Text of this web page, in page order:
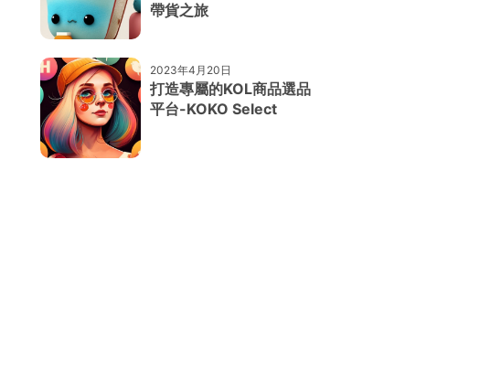
帶貨之旅
2023年4月20日
打造專屬的KOL商品選品
平台-KOKO Select